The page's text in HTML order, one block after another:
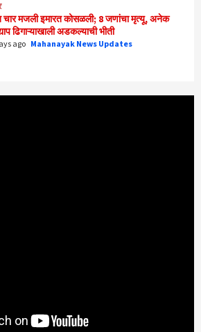
चार मजली इमारत कोसळली; 8 जणांचा मृत्यू, अनेक
ढिगाऱ्याखाली अडकल्याची भीती
ago Mahanayak News Updates